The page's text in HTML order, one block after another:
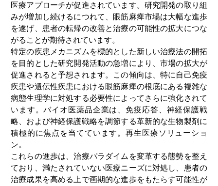
医療アプローチが促進されています。研究開発の取り組
みが増加し続けるにつれて、眼筋麻痺市場は大幅な進歩
を遂げ、患者の転帰の改善と治療の可能性の拡大につな
がることが期待されています。
特定の疾患メカニズムを標的とした新しい治療法の開拓
を目的とした研究開発活動の急増により、市場の拡大が
促進されると予想されます。この傾向は、特に自己免疫
疾患や遺伝性疾患における眼筋麻痺の根底にある複雑な
病態生理学に対処する必要性によってさらに強化されて
います。バイオ医薬品企業は、免疫応答、神経保護戦
略、および神経保護戦略を調節する革新的な生物製剤に
積極的に焦点を当てています。再生医療 ソリューショ
ン。
これらの進歩は、治療パラダイムを変革する態勢を整え
ており、満たされていない医療ニーズに対処し、患者の
治療成果を高める上で画期的な進歩をもたらす可能性が